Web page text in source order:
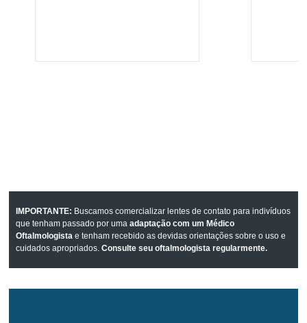
IMPORTANTE: Buscamos comercializar lentes de contato para indivíduos
que tenham passado por umaadaptação com um Médico
Oftalmologista e tenham recebido as devidas orientações sobre o uso e
cuidados apropriados.Consulte seu oftalmologista regularmente.